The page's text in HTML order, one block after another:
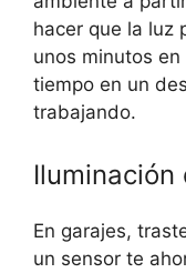
hacer que la luz
unos minutos
tiempo en un
trabajando.
En garajes,
un sensor te